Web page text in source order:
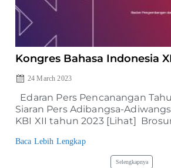
Kongres Bahasa Indonesia
24 March 2023
Edaran Pers Pencanangan
Siaran Pers Adibangsa-
KBI XII tahun 2023 [Lihat]
Baca Lebih Lengkap
Selengkapnya